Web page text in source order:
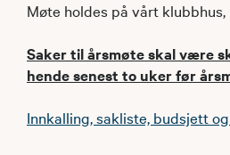
Møte holdes på vårt
Saker til årsmøte skal være
hende senest to uker før
Innkalling, sakliste, budsjett